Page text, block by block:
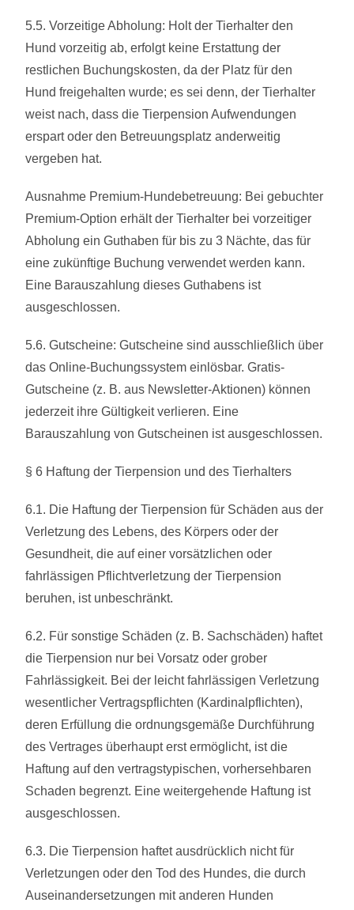
5.5. Vorzeitige Abholung: Holt der Tierhalter den
Hund vorzeitig ab, erfolgt keine Erstattung der
restlichen Buchungskosten, da der Platz für den
Hund freigehalten wurde; es sei denn, der Tierhalter
weist nach, dass die Tierpension Aufwendungen
erspart oder den Betreuungsplatz anderweitig
vergeben hat.
Ausnahme Premium-Hundebetreuung: Bei gebuchter
Premium-Option erhält der Tierhalter bei vorzeitiger
Abholung ein Guthaben für bis zu 3 Nächte, das für
eine zukünftige Buchung verwendet werden kann.
Eine Barauszahlung dieses Guthabens ist
ausgeschlossen.
5.6. Gutscheine: Gutscheine sind ausschließlich über
das Online-Buchungssystem einlösbar. Gratis-
Gutscheine (z. B. aus Newsletter-Aktionen) können
jederzeit ihre Gültigkeit verlieren. Eine
Barauszahlung von Gutscheinen ist ausgeschlossen.
§ 6 Haftung der Tierpension und des Tierhalters
6.1. Die Haftung der Tierpension für Schäden aus der
Verletzung des Lebens, des Körpers oder der
Gesundheit, die auf einer vorsätzlichen oder
fahrlässigen Pflichtverletzung der Tierpension
beruhen, ist unbeschränkt.
6.2. Für sonstige Schäden (z. B. Sachschäden) haftet
die Tierpension nur bei Vorsatz oder grober
Fahrlässigkeit. Bei der leicht fahrlässigen Verletzung
wesentlicher Vertragspflichten (Kardinalpflichten),
deren Erfüllung die ordnungsgemäße Durchführung
des Vertrages überhaupt erst ermöglicht, ist die
Haftung auf den vertragstypischen, vorhersehbaren
Schaden begrenzt. Eine weitergehende Haftung ist
ausgeschlossen.
6.3. Die Tierpension haftet ausdrücklich nicht für
Verletzungen oder den Tod des Hundes, die durch
Auseinandersetzungen mit anderen Hunden